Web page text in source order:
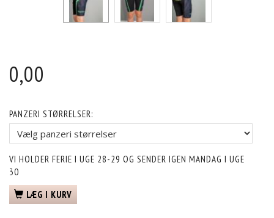
0,00
PANZERI STØRRELSER:
VI HOLDER FERIE I UGE 28-29 OG SENDER IGEN MANDAG I UGE
30
LÆG I KURV